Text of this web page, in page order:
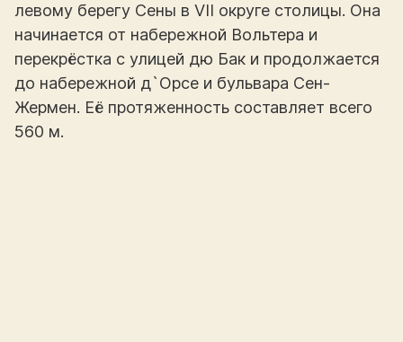
левому берегу Сены в VII округе столицы. Она
начинается от набережной Вольтера и
перекрёстка с улицей дю Бак и продолжается
до набережной д`Орсе и бульвара Сен-
Жермен. Её протяженность составляет всего
560 м.